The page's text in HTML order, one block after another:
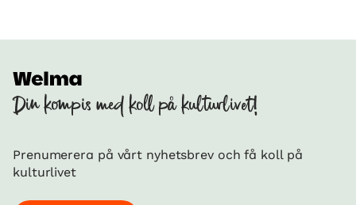
Din kompis med koll på kulturlivet!
Prenumerera på vårt nyhetsbrev och få koll på
kulturlivet